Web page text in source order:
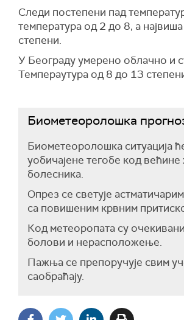
Следи постепени пад
температура од 2 до 8, а
степени.
У Београду умерено облачно и
Темпераутура од 8 до 13
Биометеоролошка
Биометеоролошка ситуација
уобичајене тегобе код
болесника.
Опрез се светује
са повишеним крвним
Код метеоропата су
болови и нерасположење.
Пажња се препоручује свим
саобраћају.